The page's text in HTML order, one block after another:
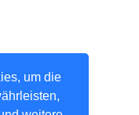
um die